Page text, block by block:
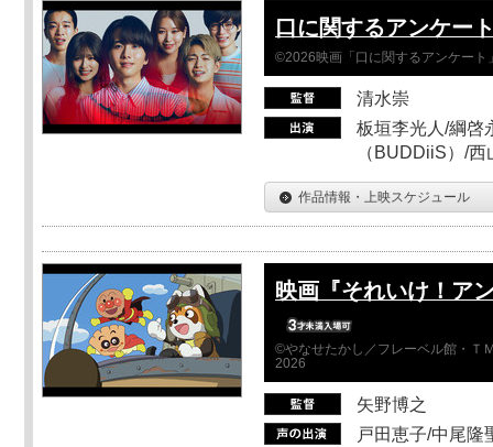
口に関するアンケー
©2026映画「口に関するアンケート
清水崇
板垣李光人/綱啓
（BUDDiiS）/
作品情報・上映スケジュール
映画『それいけ！ア
©やなせたかし／フレーベル館・Ｔ
2026
矢野博之
戸田恵子/中尾隆